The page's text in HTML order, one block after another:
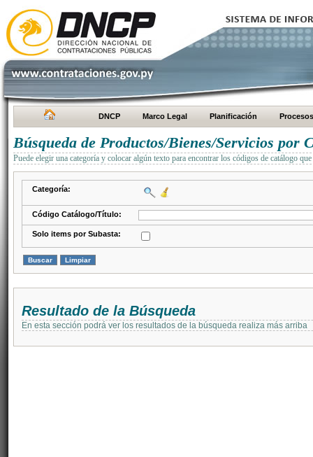
DNCP Marco Legal Planificación Procesos
Búsqueda de Productos/Bienes/Servicios por
Puede elegir una categoría y colocar algún texto para encontrar los códigos de catálogo
Categoría:
Código Catálogo/Título:
Solo items por Subasta:
Resultado de la Búsqueda
En esta sección podrá ver los resultados de la búsqueda realiza más arriba